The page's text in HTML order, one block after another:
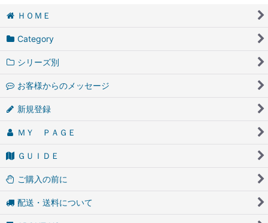
ＨＯＭＥ
Category
シリーズ別
お客様からのメッセージ
新規登録
ＭＹ ＰＡＧＥ
ＧＵＩＤＥ
ご購入の前に
配送・送料について